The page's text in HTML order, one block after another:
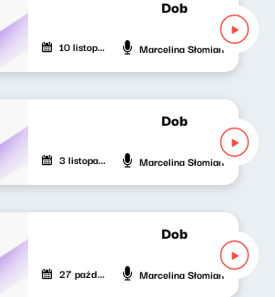
Dobrze
10 listopada 2023 Marcelina Słomian
Dobrze
3 listopada 2023 Marcelina Słomian
Dobrze
27 października 2023 Marcelina Słomian